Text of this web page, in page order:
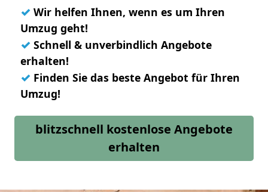
✓ Wir helfen Ihnen, wenn es um Ihren
Umzug geht!
✓ Schnell & unverbindlich Angebote
erhalten!
✓ Finden Sie das beste Angebot für Ihren
Umzug!
blitzschnell kostenlose Angebote
erhalten